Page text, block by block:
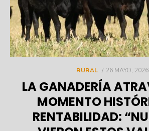
RURAL
POSTED
26 MAYO, 2026
LA GANADERÍA
MOMENTO
RENTABILIDAD: